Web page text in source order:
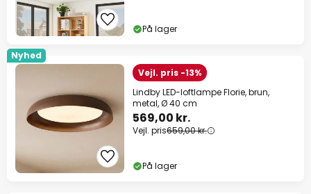
På lager
Nyhed
Vejl. pris -13%
Lindby LED-loftlampe Florie, brun,
metal, Ø 40 cm
569,00 kr.
Vejl. pris659,00 kr.
På lager